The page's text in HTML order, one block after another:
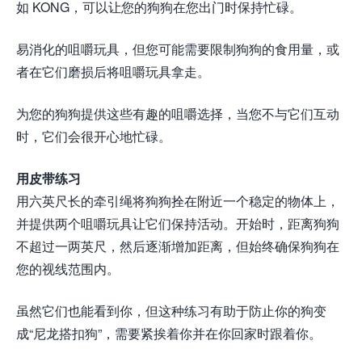
如 KONG，可以让您的狗狗在您出门时保持忙碌。
易消化的咀嚼玩具，但您可能需要限制狗狗的食用量，或
者在它们磨损后将咀嚼玩具拿走。
为您的狗狗提供这些有趣的咀嚼选择，当您不与它们互动
时，它们会很开心地忙碌。
用皮带练习
用六英尺长的牵引绳将狗狗拴在附近一个稳定的物体上，
并提供两个咀嚼玩具让它们保持活动。开始时，距离狗狗
不超过一两英尺，然后逐渐增加距离，但始终确保狗狗在
您的视线范围内。
虽然它们也能看到你，但这种练习有助于防止你的狗变
成“尼龙搭扣狗”，需要紧挨着你并在你回家时跟着你。